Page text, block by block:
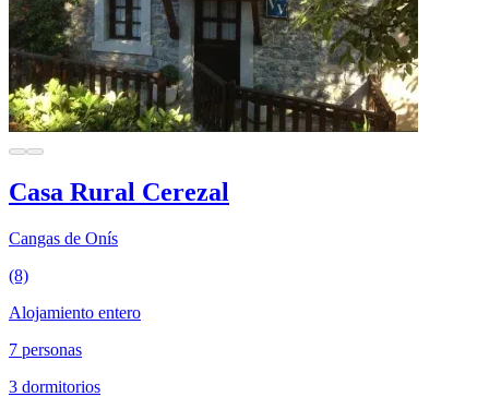
Casa Rural Cerezal
Cangas de Onís
(8)
Alojamiento entero
7 personas
3 dormitorios